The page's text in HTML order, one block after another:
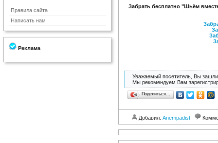
Правила сайта
Написать нам
Реклама
Забрать бесплатно "Шьём
Уважаемый посетитель, Вы зашли
Мы рекомендуем Вам
Поделиться…
Добавил: Anempadist